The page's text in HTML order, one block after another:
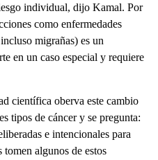
individual, dijo Kamal. Por
como enfermedades
migrañas) es un
en un caso especial y requiere
científica oberva este cambio
tipos de cáncer y se pregunta:
e intencionales para
tomen algunos de estos